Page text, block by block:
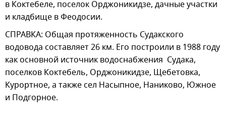
в Коктебеле, поселок Орджоникидзе, дачные участки
и кладбище в Феодосии.
СПРАВКА: Общая протяженность Судакского
водовода составляет 26 км. Его построили в 1988 году
как основной источник водоснабжения Судака,
поселков Коктебель, Орджоникидзе, Щебетовка,
Курортное, а также сел Насыпное, Наниково, Южное
и Подгорное.